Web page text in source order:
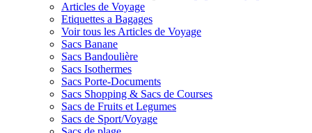
Articles de Voyage
Etiquettes a Bagages
Voir tous les Articles de Voyage
Sacs Banane
Sacs Bandoulière
Sacs Isothermes
Sacs Porte-Documents
Sacs Shopping & Sacs de Courses
Sacs de Fruits et Legumes
Sacs de Sport/Voyage